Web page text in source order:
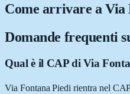
Come arrivare aVia
Domande frequenti
Qual è il CAP di Via
Via Fontana Piedi rientra nel